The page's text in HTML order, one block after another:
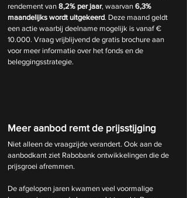
rendement van 8,2% per jaar, waarvan 6,3%
maandelijks wordt uitgekeerd. Deze maand geldt
een actie waarbij deelname mogelijk is vanaf €
10.000. Vraag vrijblijvend de gratis brochure aan
voor meer informatie over het fonds en de
beleggingsstrategie.
Meer aanbod remt de prijsstijging
Niet alleen de vraagzijde verandert. Ook aan de
aanbodkant ziet Rabobank ontwikkelingen die de
prijsgroei afremmen.
De afgelopen jaren kwamen veel voormalige